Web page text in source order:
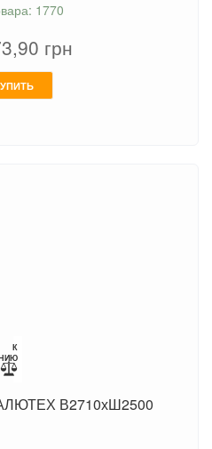
1770
грн
К
В2710хШ2500